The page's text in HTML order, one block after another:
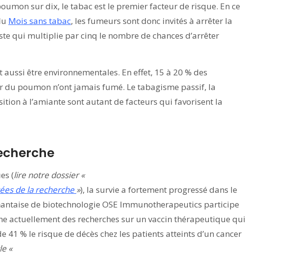
sur dix, le tabac est le premier facteur de risque. En ce
Mois sans tabac, les fumeurs sont donc invités à arrêter la
qui multiplie par cinq le nombre de chances d’arrêter
être environnementales. En effet, 15 à 20 % des
du poumon n’ont jamais fumé. Le tabagisme passif, la
à l’amiante sont autant de facteurs qui favorisent la
(lire notre dossier «
de la recherche »), la survie a fortement progressé dans le
de biotechnologie OSE Immunotherapeutics participe
actuellement des recherches sur un vaccin thérapeutique qui
% le risque de décès chez les patients atteints d’un cancer
«